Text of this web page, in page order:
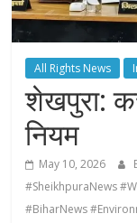
All Rights News
शेखपुरा:
नियम
May 10, 2026
#SheikhpuraNews
#BiharNews